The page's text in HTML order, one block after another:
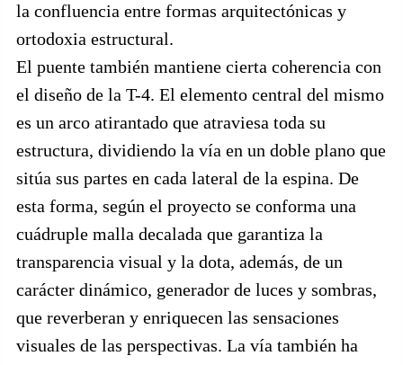
la confluencia entre formas arquitectónicas y
ortodoxia estructural.
El puente también mantiene cierta coherencia con
el diseño de la T-4. El elemento central del mismo
es un arco atirantado que atraviesa toda su
estructura, dividiendo la vía en un doble plano que
sitúa sus partes en cada lateral de la espina. De
esta forma, según el proyecto se conforma una
cuádruple malla decalada que garantiza la
transparencia visual y la dota, además, de un
carácter dinámico, generador de luces y sombras,
que reverberan y enriquecen las sensaciones
visuales de las perspectivas. La vía también ha